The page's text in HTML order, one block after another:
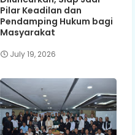
Pilar Keadilan dan
Pendamping Hukum bagi
Masyarakat
July 19, 2026